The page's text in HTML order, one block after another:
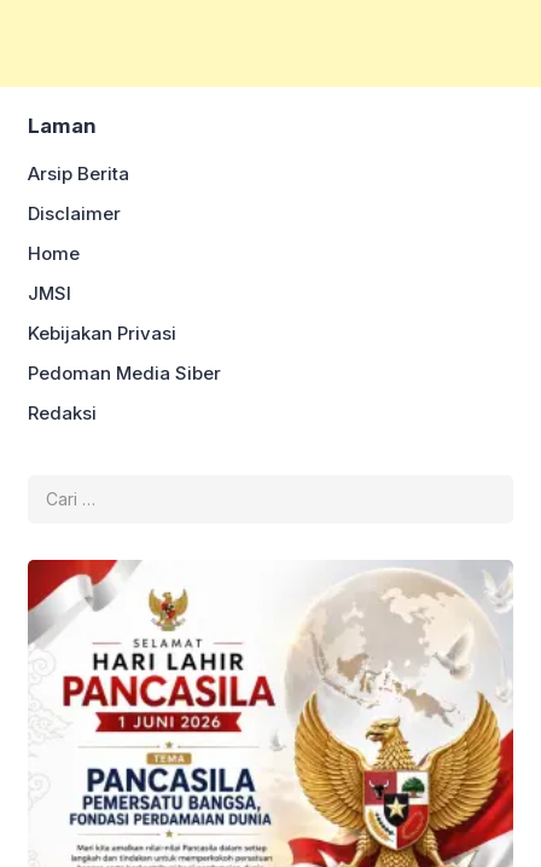
Laman
Arsip Berita
Disclaimer
Home
JMSI
Kebijakan Privasi
Pedoman Media Siber
Redaksi
untuk: